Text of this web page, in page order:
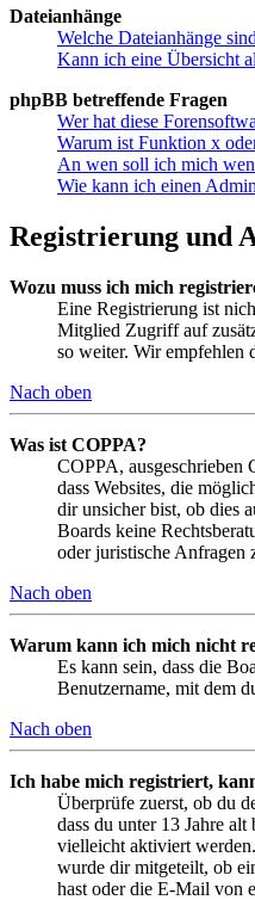
Dateianhänge
Welche Dateianhänge
Kann ich eine Übersicht
phpBB betreffende Fragen
Wer hat diese
Warum ist Funktion x
An wen soll ich mich
Wie kann ich einen
Registrierung und
Wozu muss ich mich
Eine Registrierung ist
Mitglied Zugriff auf
so weiter. Wir empfehlen
Nach oben
Was ist COPPA?
COPPA, ausgeschrieben
dass Websites, die
dir unsicher bist, ob dies
Boards keine
oder juristische Anfragen
Nach oben
Warum kann ich mich nicht
Es kann sein, dass die
Benutzername, mit dem
Nach oben
Ich habe mich registriert,
Überprüfe zuerst, ob du
dass du unter 13 Jahre
vielleicht aktiviert
wurde dir mitgeteilt, ob
hast oder die E-Mail von